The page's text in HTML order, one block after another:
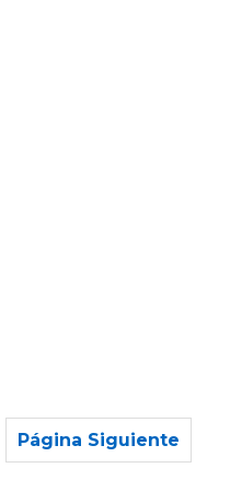
Página Siguiente